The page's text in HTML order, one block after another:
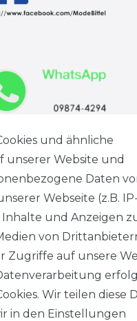
Service
und ähnliche
unserer Website und
Daten
Webseite (z.B. IP-
Inhalte und Anzeigen
von
Zugriffe auf unsere
Wir teilen diese
in den Einstellungen